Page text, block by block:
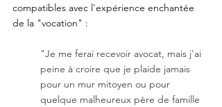
compatibles avec l'expérience enchantée
de la "vocation" :
"Je me ferai recevoir avocat, mais j'ai
peine à croire que je plaide jamais
pour un mur mitoyen ou pour
quelque malheureux père de famille